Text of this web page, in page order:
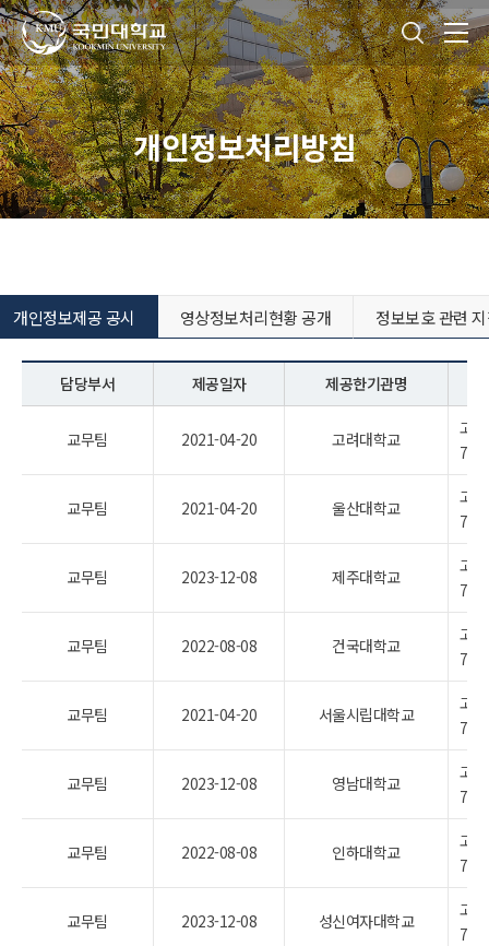
주메뉴 바로가기
본문내용 바로가기
푸터 바로가기
국민대학교 통합검색
개인정보처리방침
개인정보제공 공시 영상정보처리현황 공개 정보보호 관련
담당부서 제공일자 제공한기관명
교무팀 2021-04-20 고려대학교
고
7조
교무팀 2021-04-20 울산대학교
고
7조
교무팀 2023-12-08 제주대학교
고
7조
교무팀 2022-08-08 건국대학교
고
7조
교무팀 2021-04-20 서울시립대학교
고
7조
교무팀 2023-12-08 영남대학교
고
7조
교무팀 2022-08-08 인하대학교
고
7조
교무팀 2023-12-08 성신여자대학교
고
7조